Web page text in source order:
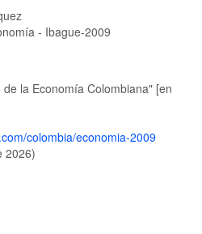
- Ibague-2009
la Economía Colombiana" [en
colombia/economia-2009
2026)